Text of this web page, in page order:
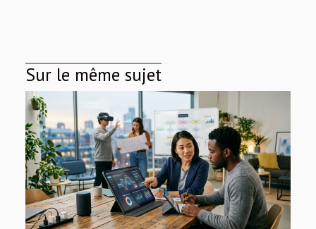
Sur le même sujet